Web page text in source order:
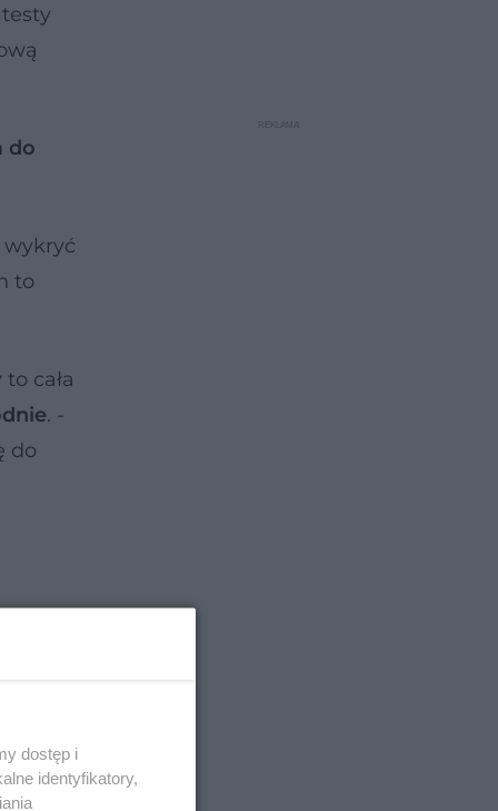
do
wykryć
to
cała
. -
do
dostęp i
identyfikatory,